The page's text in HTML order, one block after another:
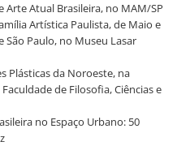
Arte Atual Brasileira, no MAM/SP
Artística Paulista, de Maio e
São Paulo, no Museu Lasar
Plásticas da Noroeste, na
de Filosofia, Ciências e
no Espaço Urbano: 50